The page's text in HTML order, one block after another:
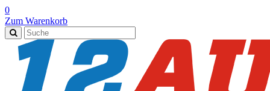
0
Zum Warenkorb